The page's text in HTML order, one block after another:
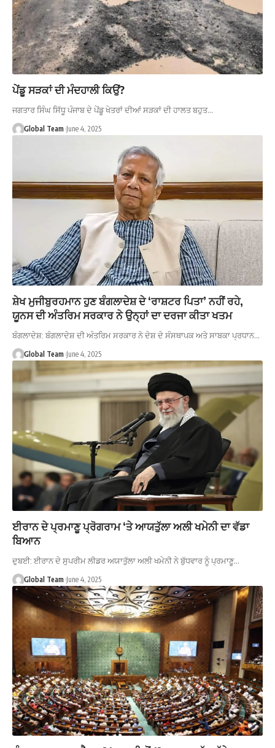
ਪੇਂਡੂ ਸੜਕਾਂ ਦੀ ਮੰਦਹਾਲੀ ਕਿਉਂ?
ਜਗਤਾਰ ਸਿੰਘ ਸਿੱਧੂ ਪੰਜਾਬ ਦੇ ਪੇਂਡੂ ਖੇਤਰਾਂ ਦੀਆਂ ਸੜਕਾਂ ਦੀ ਹਾਲਤ ਬਹੁਤ…
Global Team June 4, 2025
ਸ਼ੇਖ ਮੁਜੀਬੁਰਹਮਾਨ ਹੁਣ ਬੰਗਲਾਦੇਸ਼ ਦੇ ‘ਰਾਸ਼ਟਰ ਪਿਤਾ’ ਨਹੀਂ ਰਹੇ,
ਯੂਨਸ ਦੀ ਅੰਤਰਿਮ ਸਰਕਾਰ ਨੇ ਉਨ੍ਹਾਂ ਦਾ ਦਰਜਾ ਕੀਤਾ ਖਤਮ
ਬੰਗਲਾਦੇਸ਼: ਬੰਗਲਾਦੇਸ਼ ਦੀ ਅੰਤਰਿਮ ਸਰਕਾਰ ਨੇ ਦੇਸ਼ ਦੇ ਸੰਸਥਾਪਕ ਅਤੇ ਸਾਬਕਾ ਪ੍ਰਧਾਨ…
Global Team June 4, 2025
ਈਰਾਨ ਦੇ ਪ੍ਰਮਾਣੂ ਪ੍ਰੋਗਰਾਮ ‘ਤੇ ਆਯਤੁੱਲਾ ਅਲੀ ਖਮੇਨੀ ਦਾ ਵੱਡਾ
ਬਿਆਨ
ਦੁਬਈ: ਈਰਾਨ ਦੇ ਸੁਪਰੀਮ ਲੀਡਰ ਅਯਾਤੁੱਲਾ ਅਲੀ ਖਮੇਨੀ ਨੇ ਬੁੱਧਵਾਰ ਨੂੰ ਪ੍ਰਮਾਣੂ…
Global Team June 4, 2025